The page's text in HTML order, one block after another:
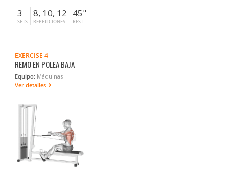
3
SETS
8, 10, 12
REPETICIONES
45"
REST
EXERCISE 4
REMO EN POLEA BAJA
Equipo: Máquinas
Ver detalles